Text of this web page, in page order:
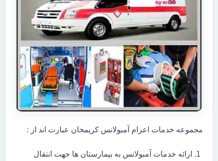
مجموعه خدمات اعزام آمبولانس کریمخان عبارت اند از :
ارائه خدمات آمبولانس به بیمارستان ها جهت انتقال